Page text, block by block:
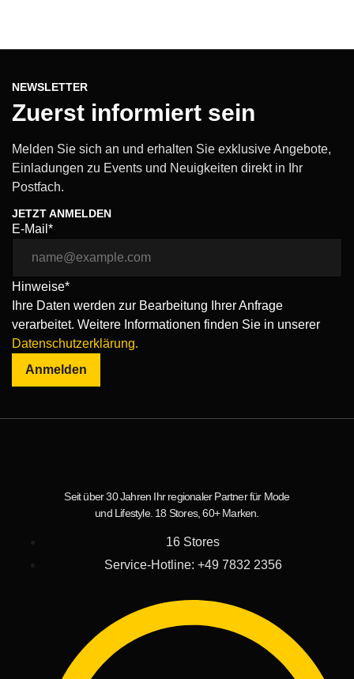
NEWSLETTER
Zuerst informiert sein
Melden Sie sich an und erhalten Sie exklusive Angebote,
Einladungen zu Events und Neuigkeiten direkt in Ihr
Postfach.
JETZT ANMELDEN
E-Mail*
Hinweise*
Ihre Daten werden zur Bearbeitung Ihrer Anfrage
verarbeitet. Weitere Informationen finden Sie in unserer
Datenschutzerklärung.
Anmelden
Seit über 30 Jahren Ihr regionaler Partner für Mode
und Lifestyle. 18 Stores, 60+ Marken.
16 Stores
Service-Hotline: +49 7832 2356